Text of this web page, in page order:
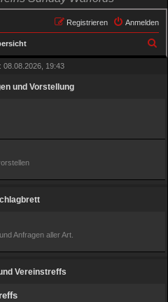
Anmelden
Registrieren
u
08.08.2026, 19:43
und Vorstellung
Anfragen aller Art.
Vereinstreffs